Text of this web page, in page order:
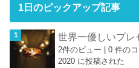
1日のピックアップ記事
世界一優しいプレ
2件のビュー |0 件の
2020 に投稿された